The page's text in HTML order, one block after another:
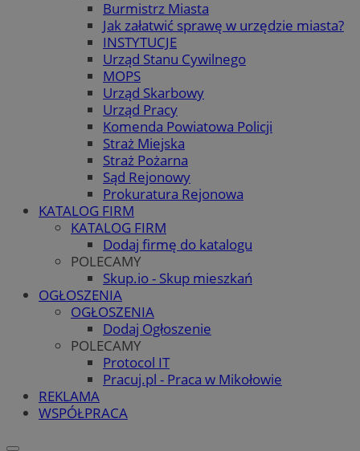
Burmistrz Miasta
Jak załatwić sprawę w urzędzie miasta?
INSTYTUCJE
Urząd Stanu Cywilnego
MOPS
Urząd Skarbowy
Urząd Pracy
Komenda Powiatowa Policji
Straż Miejska
Straż Pożarna
Sąd Rejonowy
Prokuratura Rejonowa
KATALOG FIRM
KATALOG FIRM
Dodaj firmę do katalogu
POLECAMY
Skup.io - Skup mieszkań
OGŁOSZENIA
OGŁOSZENIA
Dodaj Ogłoszenie
POLECAMY
Protocol IT
Pracuj.pl - Praca w Mikołowie
REKLAMA
WSPÓŁPRACA